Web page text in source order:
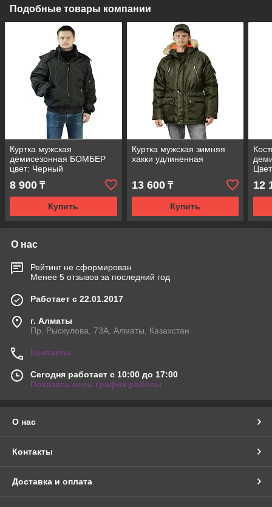
Подобные товары компании
Куртка мужская
демисезонная БОМБЕР
цвет: Черный
8 900 ₸
Купить
Куртка мужская зимняя
хакки удлиненная
13 600₸
Купить
12
О нас
Рейтинг не сформирован
Менее 5 отзывов за последний год
Работает с 22.01.2017
г. Алматы
Пр. Рыскулова, 73А, Алматы, Казахстан
Контакты
Сегодня работает с 10:00 до 17:00
Показать весь график работы
О нас
Контакты
Доставка и оплата